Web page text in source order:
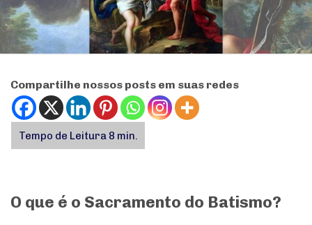
Compartilhe nossos posts em suas redes
O que é o Sacramento do Batismo?